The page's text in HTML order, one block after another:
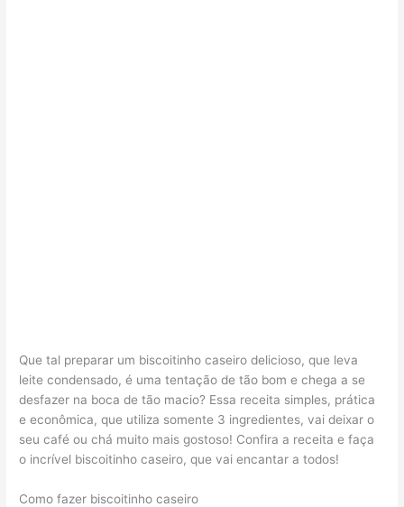
Que tal preparar um biscoitinho caseiro delicioso, que leva
leite condensado, é uma tentação de tão bom e chega a se
desfazer na boca de tão macio? Essa receita simples, prática
e econômica, que utiliza somente 3 ingredientes, vai deixar o
seu café ou chá muito mais gostoso! Confira a receita e faça
o incrível biscoitinho caseiro, que vai encantar a todos!
Como fazer biscoitinho caseiro